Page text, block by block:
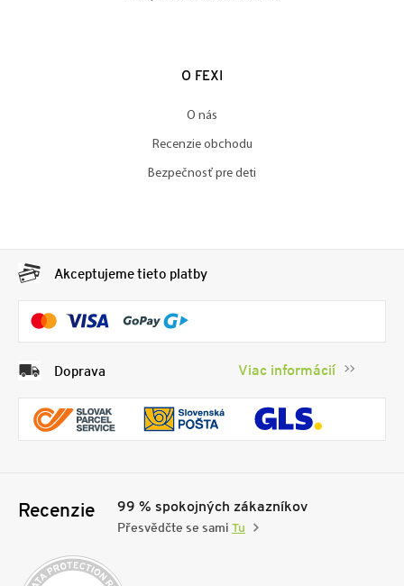
O FEXI
O nás
Recenzie obchodu
Bezpečnosť pre deti
Akceptujeme tieto platby
Doprava Viac informácií
Recenzie 99 % spokojných zákazníkov
Přesvědčte se sami Tu